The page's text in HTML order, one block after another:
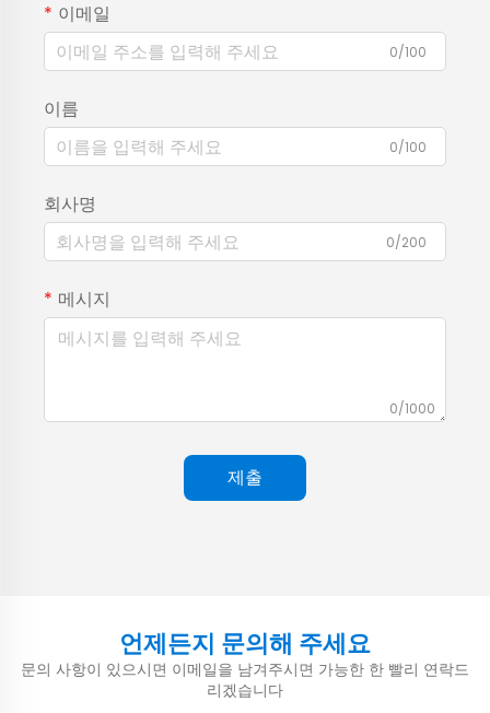
이메일
0/100
이름
0/100
회사명
0/200
메시지
0/1000
제출
언제든지 문의해 주세요
문의 사항이 있으시면 이메일을 남겨주시면 가능한 한 빨리 연락드
리겠습니다